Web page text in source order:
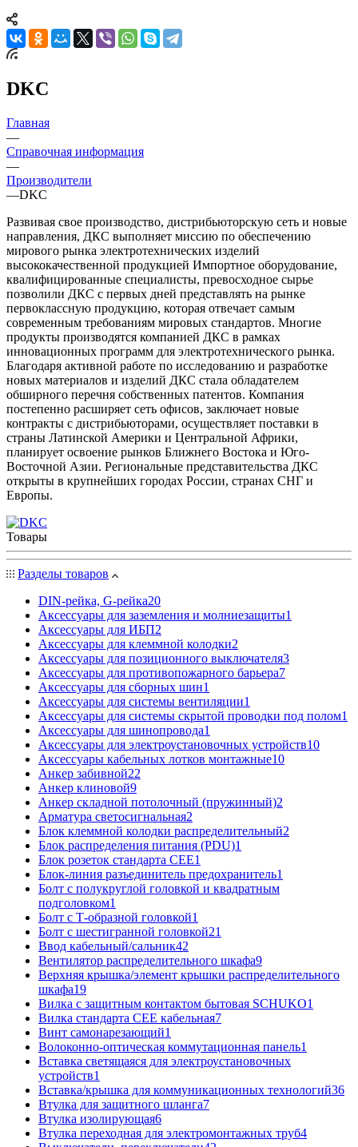
DKC
Главная
—
Справочная информация
—
Производители
—DKC
Развивая свое производство, дистрибьюторскую сеть и новые
направления, ДКС выполняет миссию по обеспечению
мирового рынка электротехнических изделий
высококачественной продукцией Импортное оборудование,
квалифицированные специалисты, превосходное сырье
позволили ДКС с первых дней представлять на рынке
первоклассную продукцию, которая отвечает самым
современным требованиям мировых стандартов. Многие
продукты производятся компанией ДКС в рамках
инновационных программ для электротехнического рынка.
Благодаря активной работе по исследованию и разработке
новых материалов и изделий ДКС стала обладателем
обширного перечня собственных патентов. Компания
постепенно расширяет сеть офисов, заключает новые
контракты с дистрибьюторами, осуществляет поставки в
страны Латинской Америки и Центральной Африки,
планирует освоение рынков Ближнего Востока и Юго-
Восточной Азии. Региональные представительства ДКС
открыты в крупнейших городах России, странах СНГ и
Европы.
Товары
Разделы товаров
DIN-рейка, G-рейка20
Аксессуары для заземления и молниезащиты1
Аксессуары для ИБП2
Аксессуары для клеммной колодки2
Аксессуары для позиционного выключателя3
Аксессуары для противопожарного барьера7
Аксессуары для сборных шин1
Аксессуары для системы вентиляции1
Аксессуары для системы скрытой проводки под полом1
Аксессуары для шинопровода1
Аксессуары для электроустановочных устройств10
Аксессуары кабельных лотков монтажные10
Анкер забивной22
Анкер клиновой9
Анкер складной потолочный (пружинный)2
Арматура светосигнальная2
Блок клеммной колодки распределительный2
Блок распределения питания (PDU)1
Блок розеток стандарта CEE1
Блок-линия разъединитель предохранитель1
Болт с полукруглой головкой и квадратным
подголовком1
Болт с Т-образной головкой1
Болт с шестигранной головкой21
Ввод кабельный/сальник42
Вентилятор распределительного шкафа9
Верхняя крышка/элемент крышки распределительного
шкафа19
Вилка с защитным контактом бытовая SCHUKO1
Вилка стандарта CEE кабельная7
Винт самонарезающий1
Волоконно-оптическая коммутационная панель1
Вставка светящаяся для электроустановочных
устройств1
Вставка/крышка для коммуникационных технологий36
Втулка для защитного шланга7
Втулка изолирующая6
Втулка переходная для электромонтажных труб4